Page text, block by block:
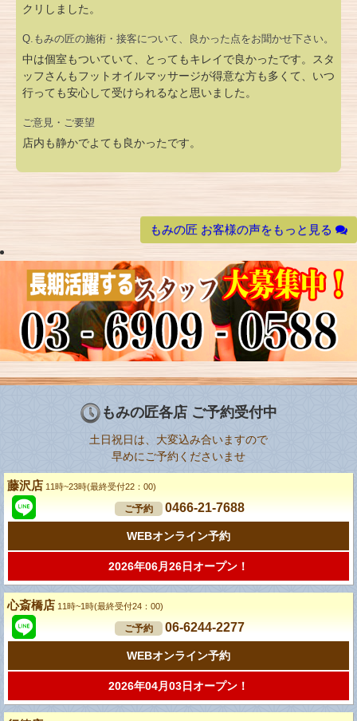
クリしました。
Q.もみの匠の施術・接客について、良かった点をお聞かせ下さい。
中は個室もついていて、とってもキレイで良かったです。スタ
ッフさんもフットオイルマッサージが得意な方も多くて、いつ
行っても安心して受けられるなと思いました。
ご意見・ご要望
店内も静かでよても良かったです。
もみの匠 お客様の声をもっと見る
もみの匠各店 ご予約受付中
土日祝日は、大変込み合いますので
早めにご予約くださいませ
藤沢店 11時~23時(最終受付22：00)
ご予約 0466-21-7688
WEBオンライン予約
2026年06月26日オープン！
心斎橋店 11時~1時(最終受付24：00)
ご予約 06-6244-2277
WEBオンライン予約
2026年04月03日オープン！